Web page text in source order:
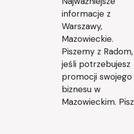
informacje z
Warszawy,
Mazowieckie.
Piszemy z Radom,
jeśli potrzebujesz
promocji swojego
biznesu w
Mazowieckim. Pisz